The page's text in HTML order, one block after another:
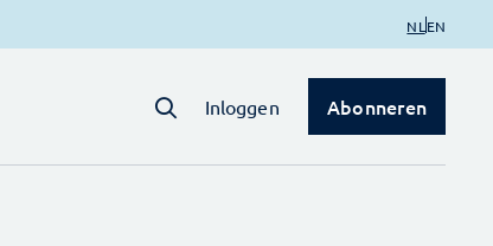
NL EN
Inloggen Abonneren